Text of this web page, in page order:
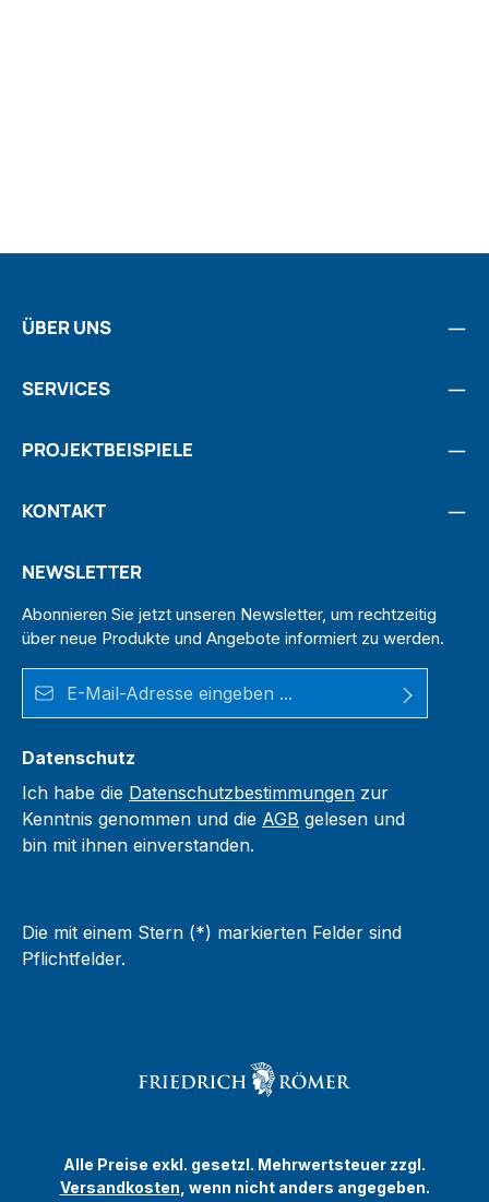
ÜBER UNS
SERVICES
PROJEKTBEISPIELE
KONTAKT
NEWSLETTER
Abonnieren Sie jetzt unseren Newsletter, um rechtzeitig
über neue Produkte und Angebote informiert zu werden.
Datenschutz
Ich habe die Datenschutzbestimmungen zur
Kenntnis genommen und die AGB gelesen und
bin mit ihnen einverstanden.
Die mit einem Stern (*) markierten Felder sind
Pflichtfelder.
Alle Preise exkl. gesetzl. Mehrwertsteuer zzgl.
Versandkosten , wenn nicht anders angegeben.